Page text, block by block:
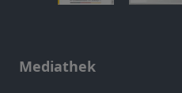
Mediathek